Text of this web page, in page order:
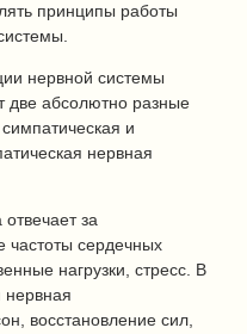
принципы работы
нервной системы
две абсолютно разные
и
нервная
за
частоты сердечных
нагрузки, стресс. В
нервная
восстановление сил,